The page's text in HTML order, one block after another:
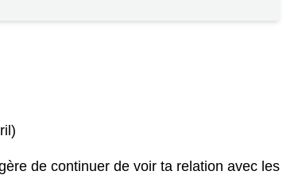
de continuer de voir ta relation avec les